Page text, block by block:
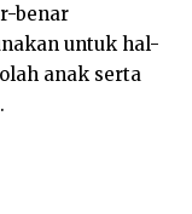
benar
untuk hal-
anak serta